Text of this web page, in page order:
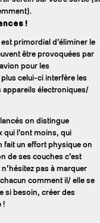
!
primordial d’éliminer le
être provoquées par
pour les
celui-ci interfère les
appareils électroniques/
on distingue
qui l’ont moins, qui
fait un effort physique on
de ses couches c’est
pas à marquer
comment il/ elle se
si besoin, créer des
!